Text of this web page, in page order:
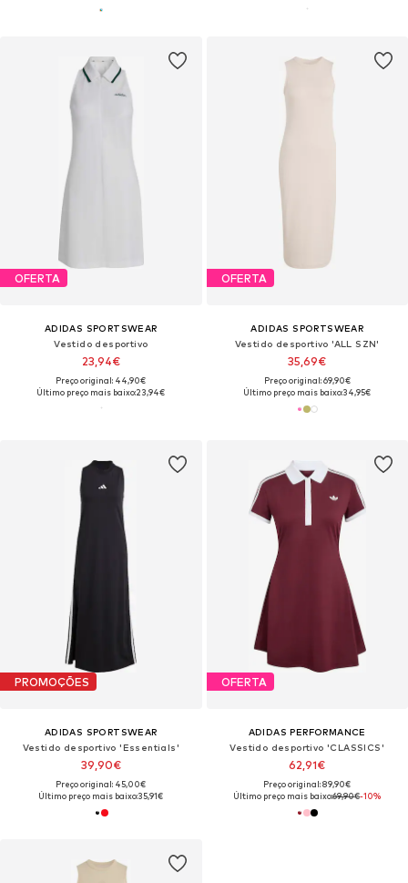
OFERTA
ADIDAS SPORTSWEAR
Vestido desportivo
23,94€
Preço original: 44,90€
Último preço mais baixo:23,94€
OFERTA
ADIDAS SPORTSWEAR
Vestido desportivo 'ALL SZN'
35,69€
Preço original: 69,90€
Último preço mais baixo:34,95€
PROMOÇÕES
ADIDAS SPORTSWEAR
Vestido desportivo 'Essentials'
39,90€
Preço original: 45,00€
Último preço mais baixo:35,91€
OFERTA
ADIDAS PERFORMANCE
Vestido desportivo 'CLASSICS'
62,91€
Preço original: 89,90€
Último preço mais baixo:69,90€-10%